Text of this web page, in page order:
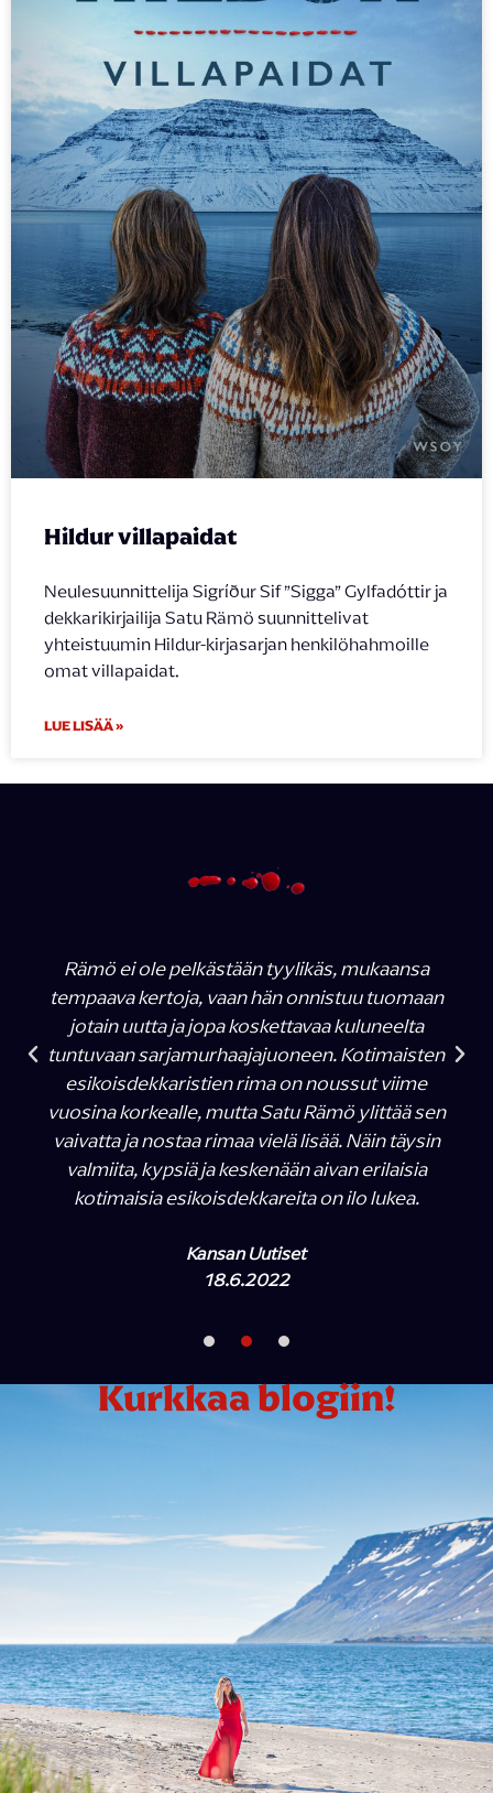
Hildur villapaidat
Neulesuunnittelija Sigríður Sif ”Sigga” Gylfadóttir ja
dekkarikirjailija Satu Rämö suunnittelivat
yhteistuumin Hildur-kirjasarjan henkilöhahmoille
omat villapaidat.
LUE LISÄÄ »
Rämö ei ole pelkästään tyylikäs, mukaansa
tempaava kertoja, vaan hän onnistuu tuomaan
jotain uutta ja jopa koskettavaa kuluneelta
tuntuvaan sarjamurhaajajuoneen. Kotimaisten
esikoisdekkaristien rima on noussut viime
vuosina korkealle, mutta Satu Rämö ylittää sen
vaivatta ja nostaa rimaa vielä lisää. Näin täysin
valmiita, kypsiä ja keskenään aivan erilaisia
kotimaisia esikoisdekkareita on ilo lukea.
Kansan Uutiset
18.6.2022
Kurkkaa blogiin!